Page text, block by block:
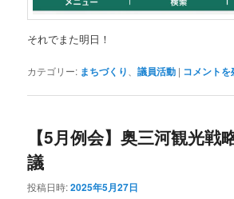
それでまた明日！
カテゴリー: まちづくり 、議員活動 | コメントを
【5月例会】奥三河観光戦
議
投稿日時:2025年5月27日